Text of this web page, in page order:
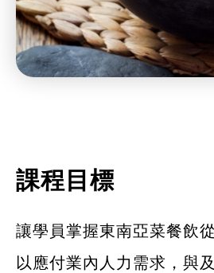
課程目標
讓學員掌握東南亞菜餐飲
以應付業內人力需求，與